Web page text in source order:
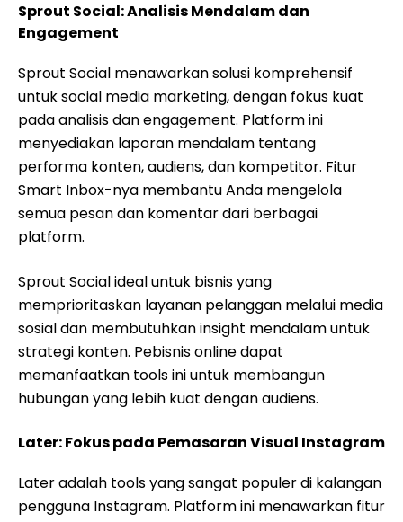
Sprout Social: Analisis Mendalam dan
Engagement
Sprout Social menawarkan solusi komprehensif
untuk social media marketing, dengan fokus kuat
pada analisis dan engagement. Platform ini
menyediakan laporan mendalam tentang
performa konten, audiens, dan kompetitor. Fitur
Smart Inbox-nya membantu Anda mengelola
semua pesan dan komentar dari berbagai
platform.
Sprout Social ideal untuk bisnis yang
memprioritaskan layanan pelanggan melalui media
sosial dan membutuhkan insight mendalam untuk
strategi konten. Pebisnis online dapat
memanfaatkan tools ini untuk membangun
hubungan yang lebih kuat dengan audiens.
Later: Fokus pada Pemasaran Visual Instagram
Later adalah tools yang sangat populer di kalangan
pengguna Instagram. Platform ini menawarkan fitur